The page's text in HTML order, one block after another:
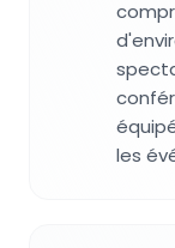
les